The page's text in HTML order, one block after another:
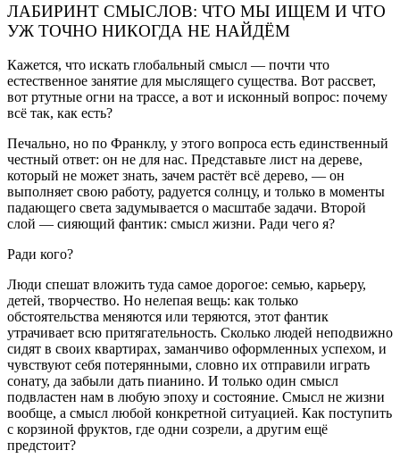
ЛАБИРИНТ СМЫСЛОВ: ЧТО МЫ ИЩЕМ И ЧТО
УЖ ТОЧНО НИКОГДА НЕ НАЙДЁМ
Кажется, что искать глобальный смысл — почти что
естественное занятие для мыслящего существа. Вот рассвет,
вот ртутные огни на трассе, а вот и исконный вопрос: почему
всё так, как есть?
Печально, но по Франклу, у этого вопроса есть единственный
честный ответ: он не для нас. Представьте лист на дереве,
который не может знать, зачем растёт всё дерево, — он
выполняет свою работу, радуется солнцу, и только в моменты
падающего света задумывается о масштабе задачи. Второй
слой — сияющий фантик: смысл жизни. Ради чего я?
Ради кого?
Люди спешат вложить туда самое дорогое: семью, карьеру,
детей, творчество. Но нелепая вещь: как только
обстоятельства меняются или теряются, этот фантик
утрачивает всю притягательность. Сколько людей неподвижно
сидят в своих квартирах, заманчиво оформленных успехом, и
чувствуют себя потерянными, словно их отправили играть
сонату, да забыли дать пианино. И только один смысл
подвластен нам в любую эпоху и состояние. Смысл не жизни
вообще, а смысл любой конкретной ситуацией. Как поступить
с корзиной фруктов, где одни созрели, а другим ещё
предстоит?